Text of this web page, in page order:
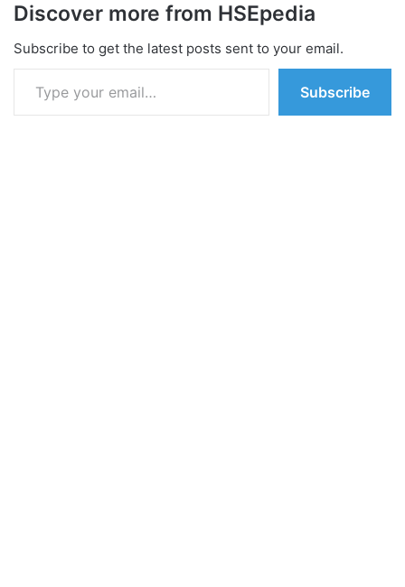
Discover more from HSEpedia
Subscribe to get the latest posts sent to your email.
Type your email…
Subscribe